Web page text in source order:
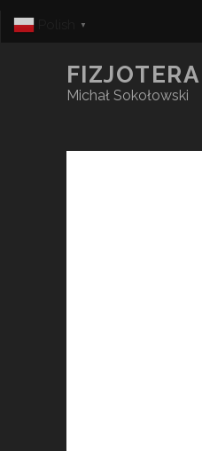
Michał Sokołowski
▼